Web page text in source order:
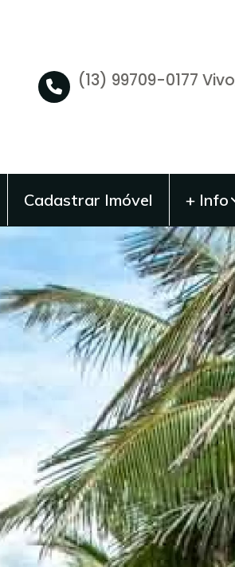
(13) 99709-0177 Vivo
Cadastrar Imóvel + Info